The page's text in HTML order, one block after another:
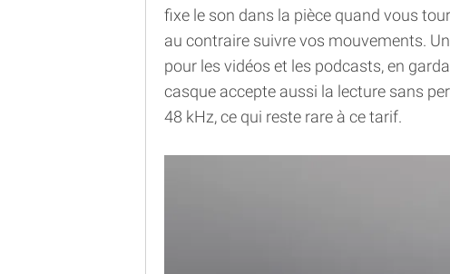
fixe le son dans la pièce quand vous
au contraire suivre vos mouvements.
pour les vidéos et les podcasts, en
casque accepte aussi la lecture sans
48 kHz, ce qui reste rare à ce tarif.